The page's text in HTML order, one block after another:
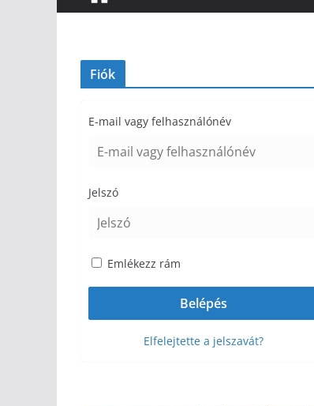
Fiók
E-mail vagy felhasználónév
Jelszó
Emlékezz rám
Elfelejtette a jelszavát?